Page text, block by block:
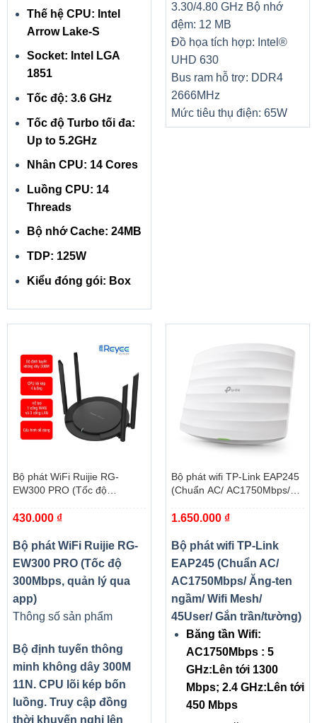
Thế hệ CPU: Intel
Arrow Lake-S
Socket: Intel LGA
1851
Tốc độ: 3.6 GHz
Tốc độ Turbo tối đa:
Up to 5.2GHz
Nhân CPU: 14 Cores
Luồng CPU: 14
Threads
Bộ nhớ Cache: 24MB
TDP: 125W
Kiểu đóng gói: Box
3.30/4.80 GHz Bộ nhớ
đệm: 12 MB
Đồ họa tích hợp: Intel®
UHD 630
Bus ram hỗ trợ: DDR4
2666MHz
Mức tiêu thụ điện: 65W
Bộ phát WiFi Ruijie RG-
EW300 PRO (Tốc độ
430.000 ₫
Bộ phát WiFi Ruijie RG-
EW300 PRO (Tốc độ
300Mbps, quản lý qua
app)
Thông số sản phẩm
Bộ định tuyến thông
minh không dây 300M
11N. CPU lõi kép bốn
luồng. Truy cập đồng
thời khuyến nghị lên
Bộ phát wifi TP-Link EAP245
(Chuẩn AC/ AC1750Mbps/
45User/ Gắn trần/tường)
1.650.000 ₫
Bộ phát wifi TP-Link
EAP245 (Chuẩn AC/
AC1750Mbps/ Ăng-ten
ngầm/ Wifi Mesh/
45User/ Gắn trần/tường)
Băng tần Wifi:
AC1750Mbps : 5
GHz:Lên tới 1300
Mbps; 2.4 GHz:Lên tới
450 Mbps